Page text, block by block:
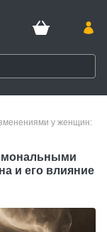
у женщин:
и его влияние